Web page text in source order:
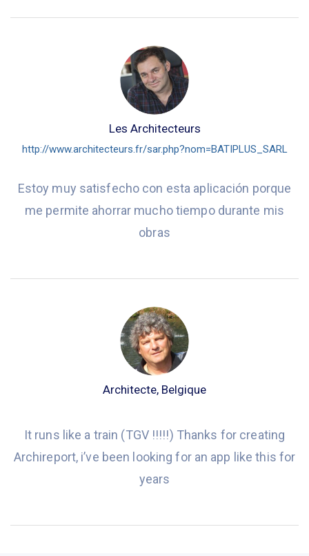
Les Architecteurs
http://www.architecteurs.fr/sar.php?nom=BATIPLUS_SARL
Estoy muy satisfecho con esta aplicación porque
me permite ahorrar mucho tiempo durante mis
obras
Architecte, Belgique
It runs like a train (TGV !!!!!) Thanks for creating
Archireport, i’ve been looking for an app like this for
years